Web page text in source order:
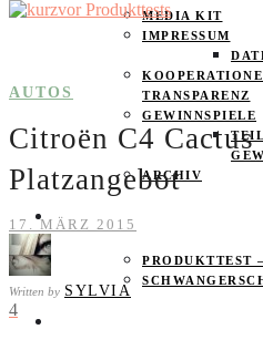
MEDIA KIT
IMPRESSUM
TRANSPARENZ
GEWINNSPIELE
ARCHIV
SPAREN
PRODUKTTEST
AUTOS
Citroën C4
Platzangebot
17. MÄRZ 2015
Written by SYLVIA
4